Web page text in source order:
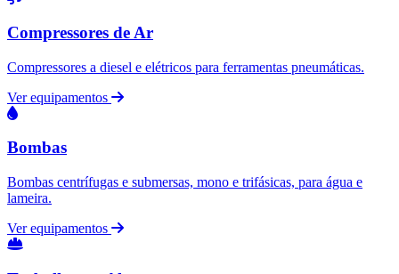
Compressores de Ar
Compressores a diesel e elétricos para ferramentas pneumáticas.
Ver equipamentos
Bombas
Bombas centrífugas e submersas, mono e trifásicas, para água e
lameira.
Ver equipamentos